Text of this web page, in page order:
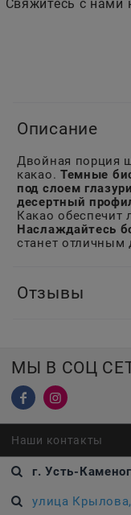
Свяжитесь с нами
Описание
Двойная порция
какао. Темные
под слоем
десертный
Какао
Наслаждайтесь
станет
Отзывы
МЫ В СОЦ
Наши контакты
г. Усть-
улица